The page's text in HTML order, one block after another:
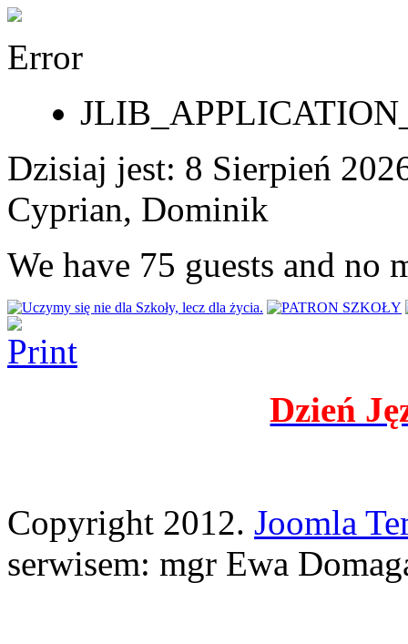
Error
Dzisiaj jest: 8 Sierpień
Cyprian, Dominik
We have 75 guests and no
Dzień
Copyright 2012. Joomla
serwisem: mgr Ewa